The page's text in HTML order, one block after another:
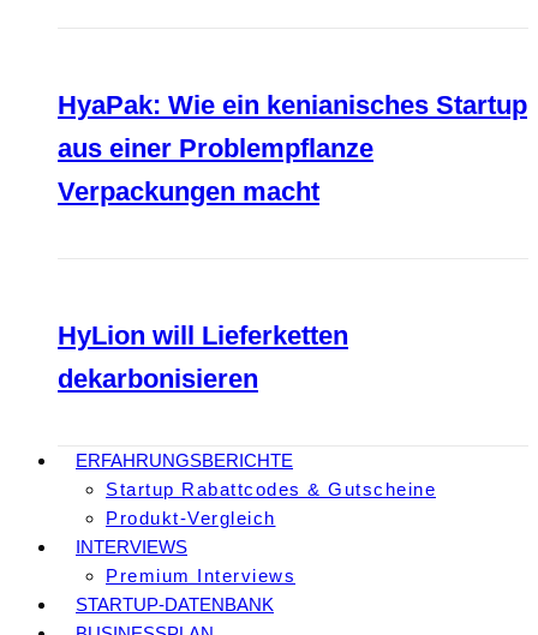
HyaPak: Wie ein kenianisches Startup
aus einer Problempflanze
Verpackungen macht
HyLion will Lieferketten
dekarbonisieren
ERFAHRUNGSBERICHTE
Startup Rabattcodes & Gutscheine
Produkt-Vergleich
INTERVIEWS
Premium Interviews
STARTUP-DATENBANK